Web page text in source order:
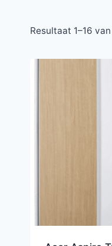
Resultaat 1–16